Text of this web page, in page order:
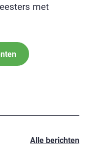
met
Alle berichten